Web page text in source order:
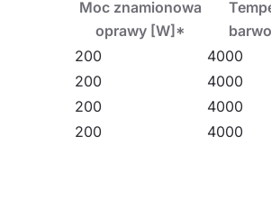
Lampa przeznaczona jest
łańcuchów, linek itp.
wielkopowierzchniowych
Moc znamionowa
oprawy [W]*
200 4000
200
4000
200
4000
200
4000